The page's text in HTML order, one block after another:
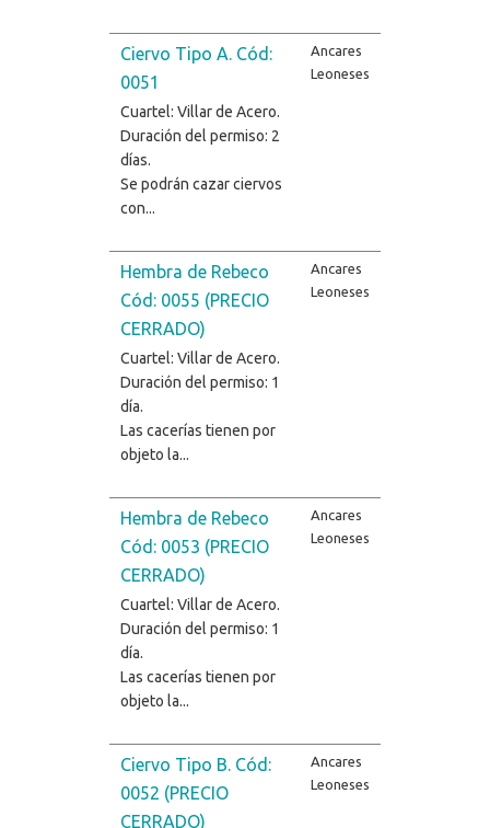
Ciervo Tipo A. Cód:
0051
Cuartel: Villar de Acero.
Duración del permiso: 2
días.
Se podrán cazar ciervos
con...
Ancares
Leoneses
Hembra de Rebeco
Cód: 0055 (PRECIO
CERRADO)
Cuartel: Villar de Acero.
Duración del permiso: 1
día.
Las cacerías tienen por
objeto la...
Ancares
Leoneses
Hembra de Rebeco
Cód: 0053 (PRECIO
CERRADO)
Cuartel: Villar de Acero.
Duración del permiso: 1
día.
Las cacerías tienen por
objeto la...
Ancares
Leoneses
Ciervo Tipo B. Cód:
0052 (PRECIO
CERRADO)
Ancares
Leoneses